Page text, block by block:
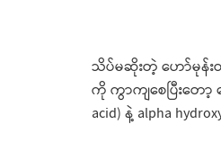
သိပ်မဆိုးတဲ့ ဟော်မုန်း
ကို ကွာကျစေပြီးတော့
acid) နဲ့ alpha